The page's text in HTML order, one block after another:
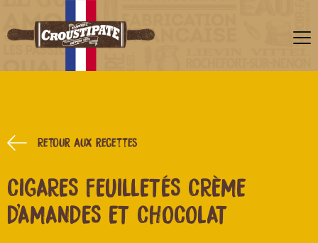
Retour aux recettes
CIGARES FEUILLETÉS CRÈME
D'AMANDES ET CHOCOLAT